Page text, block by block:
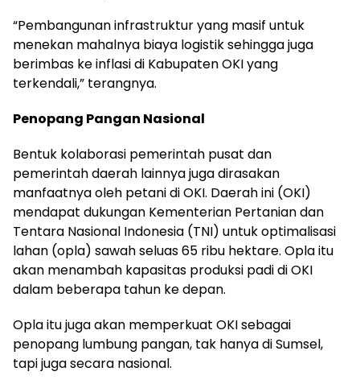
“Pembangunan infrastruktur yang masif untuk
menekan mahalnya biaya logistik sehingga juga
berimbas ke inflasi di Kabupaten OKI yang
terkendali,” terangnya.
Penopang Pangan Nasional
Bentuk kolaborasi pemerintah pusat dan
pemerintah daerah lainnya juga dirasakan
manfaatnya oleh petani di OKI. Daerah ini (OKI)
mendapat dukungan Kementerian Pertanian dan
Tentara Nasional Indonesia (TNI) untuk optimalisasi
lahan (opla) sawah seluas 65 ribu hektare. Opla itu
akan menambah kapasitas produksi padi di OKI
dalam beberapa tahun ke depan.
Opla itu juga akan memperkuat OKI sebagai
penopang lumbung pangan, tak hanya di Sumsel,
tapi juga secara nasional.